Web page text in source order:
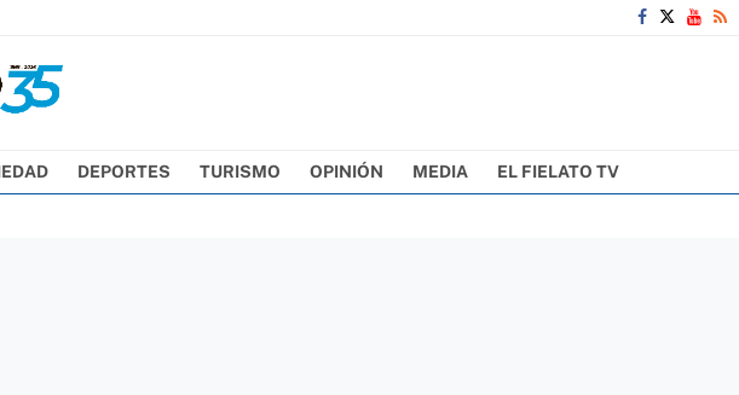
DEPORTES TURISMO OPINIÓN MEDIA EL FIELATO TV